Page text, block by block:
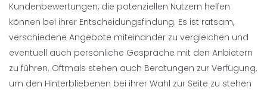
Kundenbewertungen, die potenziellen Nutzern helfen
können bei ihrer Entscheidungsfindung. Es ist ratsam,
verschiedene Angebote miteinander zu vergleichen und
eventuell auch persönliche Gespräche mit den Anbietern
zu führen. Oftmals stehen auch Beratungen zur Verfügung,
um den Hinterbliebenen bei ihrer Wahl zur Seite zu stehen